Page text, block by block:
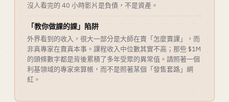
沒人看完的 40 小時影片是負債，不是資產。
「教你做課的課」陷阱
外界看到的收入，很大一部分是大師在賣「怎麼賣課」，而
非真專家在賣真本事。課程收入中位數其實不高；那些 $1M
的頭條數字都是背後累積了多年受眾的異常值。請照著一個
利基領域的專家來算帳，而不是照著某個「發售套路」網
紅。